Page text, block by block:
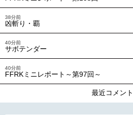
38分前
凶斬り・覇
40分前
サボテンダー
40分前
FFRKミニレポート～第97回～
最近コメン